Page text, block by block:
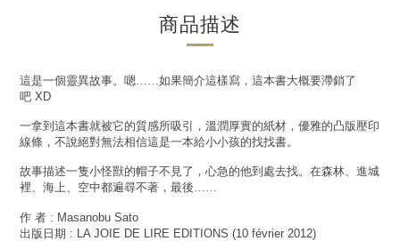
商品描述
這是一個靈異故事。嗯……如果簡介這樣寫，這本書大概要滯銷了
吧 XD
一拿到這本書就被它的質感所吸引，溫潤厚實的紙材，優雅的凸版壓印
線條，不說絕對無法相信這是一本給小小孩的找找書。
故事描述一隻小怪獸的帽子不見了，心急的他到處去找。在森林、進城
裡、海上、空中都遍尋不著，最後……
作 者 : Masanobu Sato
出版日期 : LA JOIE DE LIRE EDITIONS (10 février 2012)